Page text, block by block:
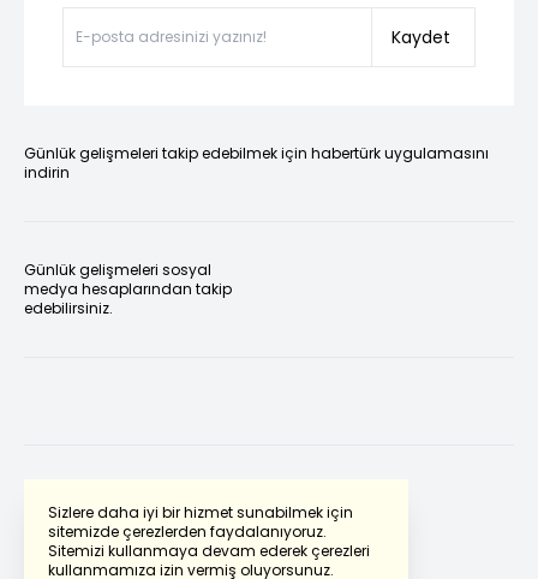
Sizlere daha iyi bir hizmet sunabilmek için
sitemizde çerezlerden faydalanıyoruz.
Sitemizi kullanmaya devam ederek çerezleri
kullanmamıza izin vermiş oluyorsunuz.
Kaydet
Günlük gelişmeleri takip edebilmek için habertürk uygulamasını
indirin
Günlük gelişmeleri sosyal
medya hesaplarından takip
edebilirsiniz.
Powered by Translate